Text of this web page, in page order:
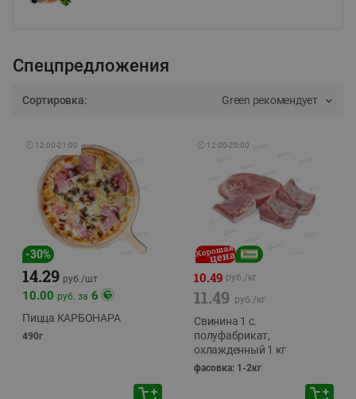
Спецпредложения
Сортировка: Green рекомендует
🕘 12:00-21:00
-30%
14.29 руб./шт
10.00 руб. за 6
Пицца КАРБОНАРА
490г
🕘 12:00-20:00
10.49 руб./кг
11.49 руб./кг
Свинина 1 с.
полуфабрикат,
охлажденный 1 кг
фасовка: 1-2кг